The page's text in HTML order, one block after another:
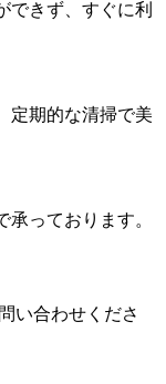
できず、すぐに利
定期的な清掃で美
っております。
い合わせくださ